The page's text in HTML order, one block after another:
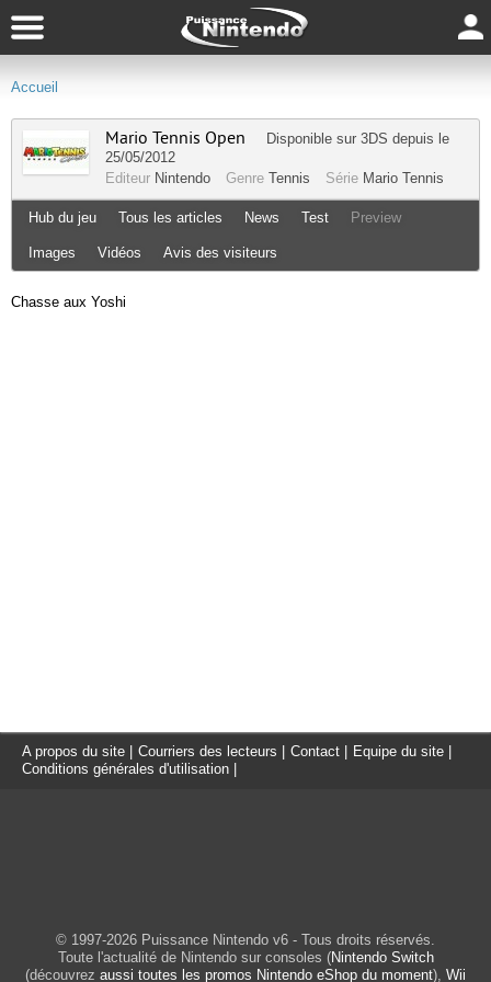
Accueil
Mario Tennis Open Disponible sur 3DS depuis le
25/05/2012
Editeur Nintendo Genre Tennis Série Mario Tennis
Hub du jeu Tous les articles News Test Preview
Images Vidéos Avis des visiteurs
Chasse aux Yoshi
A propos du site Courriers des lecteurs Contact Equipe du site
Conditions générales d'utilisation
© 1997-2026 Puissance Nintendo v6 - Tous droits réservés.
Toute l'actualité de Nintendo sur consoles (Nintendo Switch
(découvrez aussi toutes les promos Nintendo eShop du moment), Wii